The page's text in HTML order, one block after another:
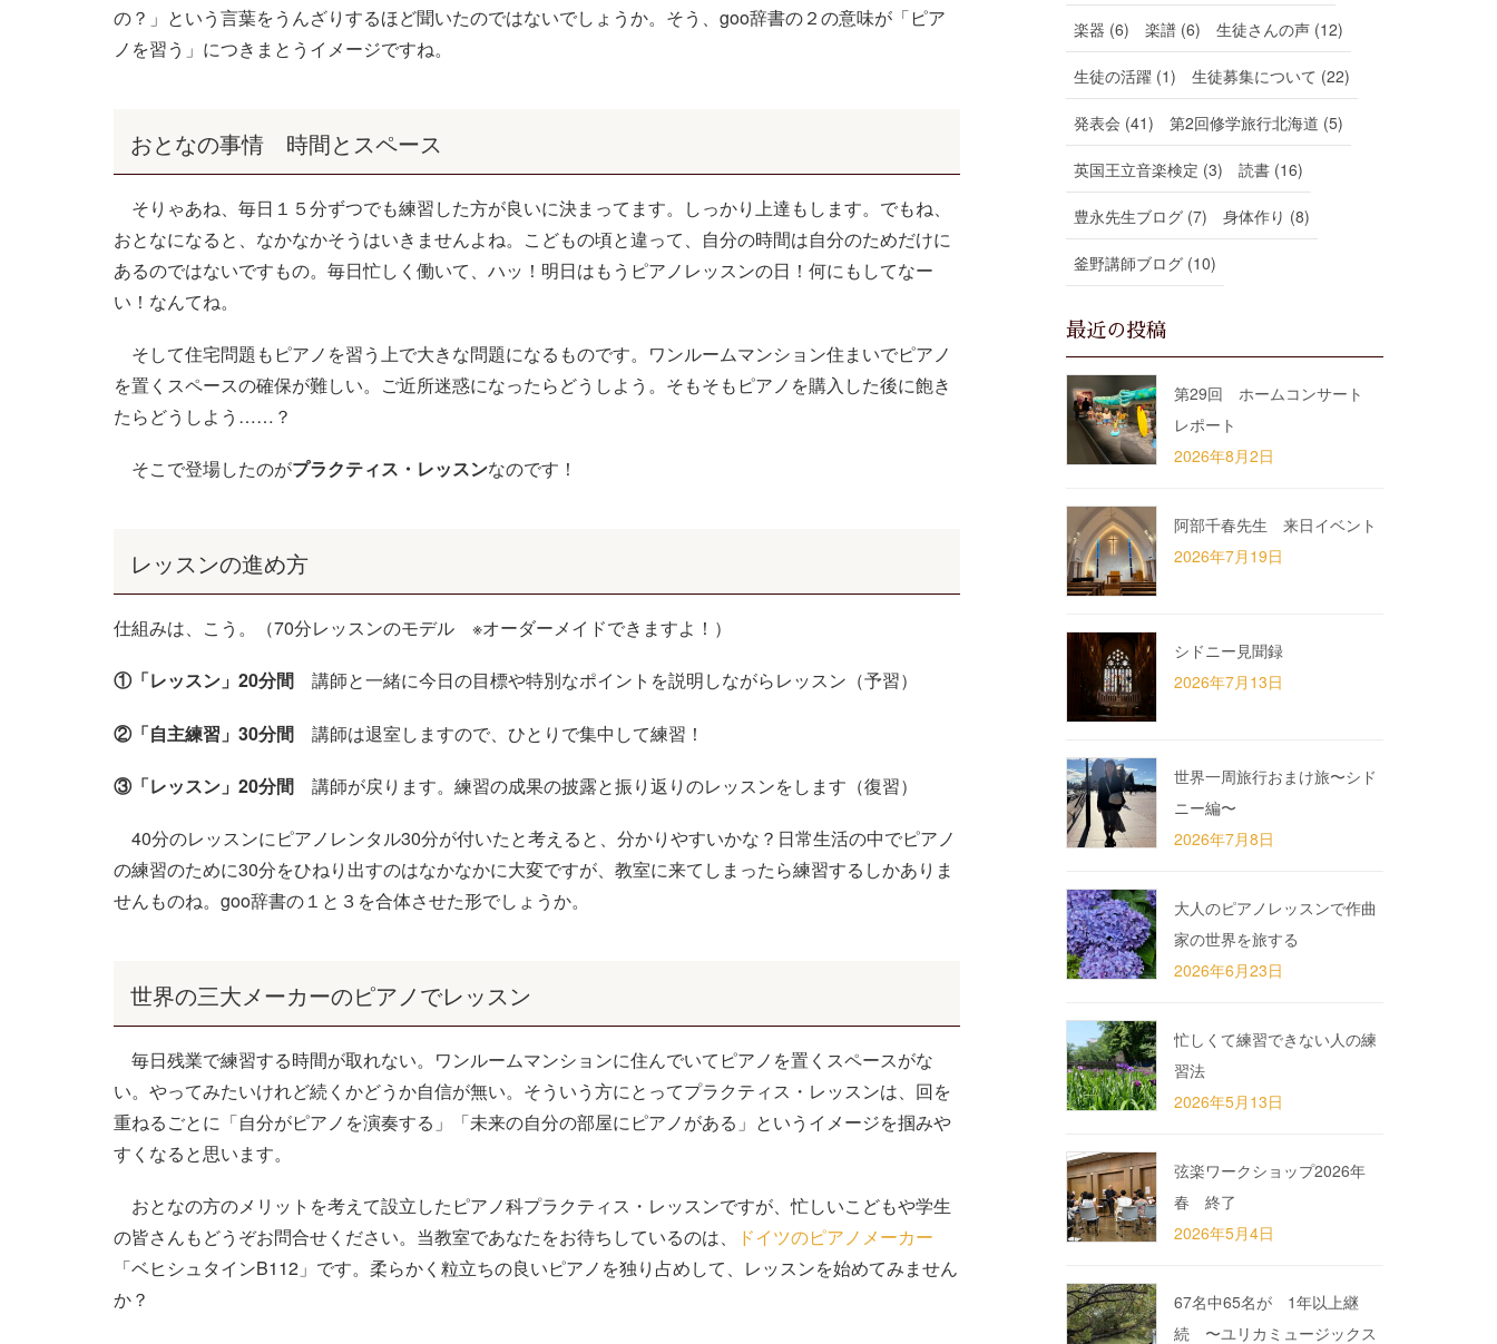
の？」という言葉をうんざりするほど聞いたのではないでしょうか。そう、 goo辞書の２の意味が「ピア
ノを習う」につきまとうイメージですね。
おとなの事情 時間とスペース
そりゃあね、毎日１５分ずつでも練習した方が良いに決まってます。しっかり上達もします。でもね、
おとなになると、なかなかそうはいきませんよね。こどもの頃と違って、自分の時間は自分のためだけに
あるのではないですもの。毎日忙しく働いて、ハッ！明日はもうピアノレッスンの日！何にもしてなー
い！なんてね。
そして住宅問題もピアノを習う上で大きな問題になるものです。ワンルームマンション住まいでピアノ
を置くスペースの確保が難しい。ご近所迷惑になったらどうしよう。そもそもピアノを購入した後に飽き
たらどうしよう …… ？
そこで登場したのがプラクティス・レッスンなのです！
レッスンの進め方
仕組みは、こう。（70分レッスンのモデル ※オーダーメイドできますよ！）
①「レッスン」 20分間 講師と一緒に今日の目標や特別なポイントを説明しながらレッスン（予習）
②「自主練習」 30分間 講師は退室しますので、ひとりで集中して練習！
③「レッスン」 20分間 講師が戻ります。練習の成果の披露と振り返りのレッスンをします（復習）
40分のレッスンにピアノレンタル30分が付いたと考えると、分かりやすいかな？日常生活の中でピアノ
の練習のために30分をひねり出すのはなかなかに大変ですが、教室に来てしまったら練習するしかありま
せんものね。 goo辞書の１と３を合体させた形でしょうか。
世界の三大メーカーのピアノでレッスン
毎日残業で練習する時間が取れない。ワンルームマンションに住んでいてピアノを置くスペースがな
い。やってみたいけれど続くかどうか自信が無い。そういう方にとってプラクティス・レッスンは、回を
重ねるごとに「自分がピアノを演奏する」「未来の自分の部屋にピアノがある」というイメージを掴みや
すくなると思います。
おとなの方のメリットを考えて設立したピアノ科プラクティス・レッスンですが、忙しいこどもや学生
の皆さんもどうぞお問合せください。当教室であなたをお待ちしているのは、
ドイツのピアノメーカー
「ベヒシュタインB112」です。柔らかく粒立ちの良いピアノを独り占めして、レッスンを始めてみません
か？
楽器 (6) 楽譜 (6) 生徒さんの声 (12)
生徒の活躍 (1) 生徒募集について (22)
発表会 (41) 第2回修学旅行北海道 (5)
英国王立音楽検定 (3) 読書 (16)
豊永先生ブログ (7) 身体作り (8)
釜野講師ブログ (10)
最近の投稿
第29回 ホームコンサート
レポート
2026年8月2日
阿部千春先生 来日イベント
2026年7月19日
シドニー見聞録
2026年7月13日
世界一周旅行おまけ旅〜シド
ニー編〜
2026年7月8日
大人のピアノレッスンで作曲
家の世界を旅する
2026年6月23日
忙しくて練習できない人の練
習法
2026年5月13日
弦楽ワークショップ2026年
春 終了
2026年5月4日
67名中65名が 1年以上継
続 〜ユリカミュージックス